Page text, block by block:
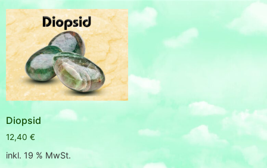
Diopsid
12,40 €
inkl. 19 % MwSt.